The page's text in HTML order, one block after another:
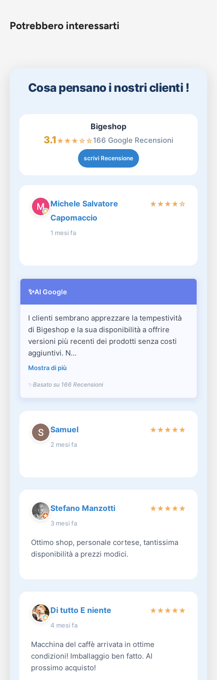
Potrebbero interessarti
Cosa pensano i nostri clienti !
Bigeshop
3.1★★★☆☆166 Google Recensioni
scrivi Recensione
Michele Salvatore
Capomaccio
1 mesi fa
★★★★☆
✨AI Google
I clienti sembrano apprezzare la tempestività
di Bigeshop e la sua disponibilità a offrire
versioni più recenti dei prodotti senza costi
aggiuntivi. N...
Mostra di più
Basato su 166 Recensioni
Samuel
2 mesi fa
★★★★★
Stefano Manzotti
3 mesi fa
★★★★★
Ottimo shop, personale cortese, tantissima
disponibilità a prezzi modici.
Di tutto E niente
4 mesi fa
★★★★★
Macchina del caffè arrivata in ottime
condizioni! Imballaggio ben fatto. Al
prossimo acquisto!